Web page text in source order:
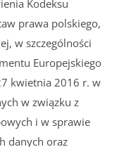
Kodeksu
prawa polskiego,
w szczególności
Europejskiego
kwietnia 2016 r. w
w związku z
i w sprawie
danych oraz